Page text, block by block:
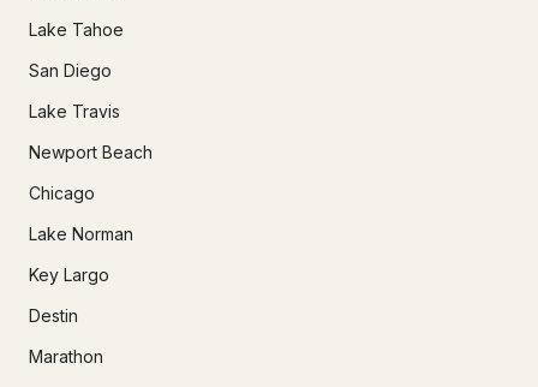
Lake Tahoe
San Diego
Lake Travis
Newport Beach
Chicago
Lake Norman
Key Largo
Destin
Marathon